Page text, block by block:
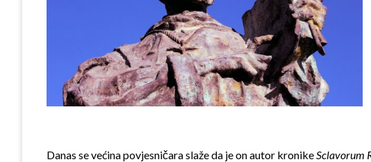
Danas se većina povjesničara slaže da je on autor kronikeSclavorum